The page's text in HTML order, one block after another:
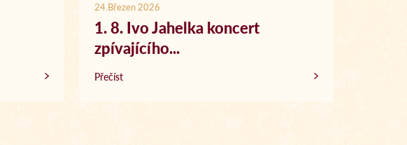
24.Březen 2026
1. 8. Ivo Jahelka koncert
zpívajícího...
Přečíst